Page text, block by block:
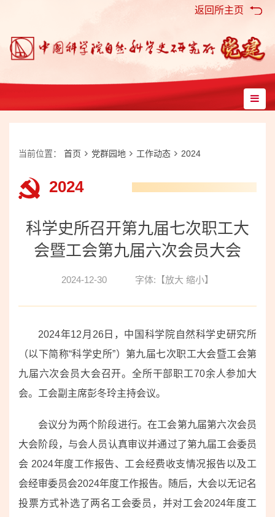
返回所主页
2024
当前位置： 首页 党群园地 工作动态 2024
科学史所召开第九届七次职工大
会暨工会第九届六次会员大会
2024-12-30 字体:【放大 缩小】
2024年12月26日，中国科学院自然科学史研究所
（以下简称“科学史所”）第九届七次职工大会暨工会第
九届六次会员大会召开。全所干部职工70余人参加大
会。工会副主席彭冬玲主持会议。
会议分为两个阶段进行。在工会第九届第六次会员
大会阶段，与会人员认真审议并通过了第九届工会委员
会 2024年度工作报告、工会经费收支情况报告以及工
会经审委员会2024年度工作报告。随后，大会以无记名
投票方式补选了两名工会委员，并对工会2024年度工